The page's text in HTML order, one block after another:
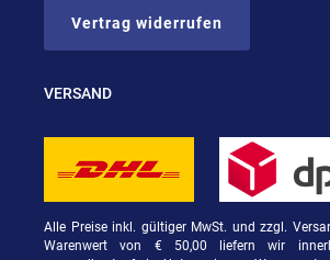
Vertrag widerrufen
VERSAND
Alle Preise inkl. gültiger MwSt. und zzgl.
Warenwert von € 50,00 liefern wir